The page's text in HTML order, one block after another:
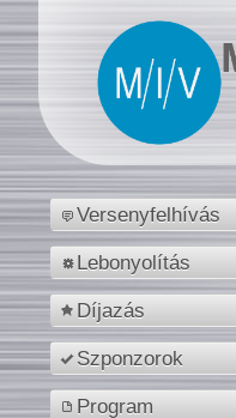
Versenyfelhívás
Lebonyolítás
Díjazás
Szponzorok
Program